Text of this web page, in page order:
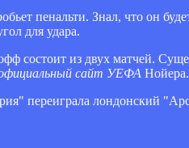
пенальти. Знал, что он
для удара.
состоит из двух матчей.
сайт УЕФА Нойера.
переиграла лондонский